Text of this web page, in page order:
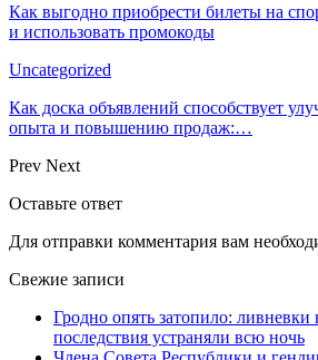
Как выгодно приобрести билеты на
и использовать промокоды
Uncategorized
Как доска объявлений способствует
опыта и повышению продаж:…
Prev Next
Оставьте ответ
Для отправки комментария вам
Свежие записи
Гродно опять затопило: ливневки
последствия устраняли всю ночь